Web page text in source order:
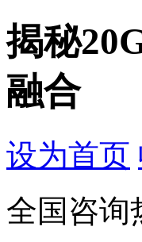
揭秘
融合
设为首页
全国咨询